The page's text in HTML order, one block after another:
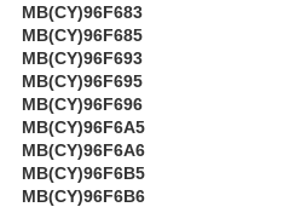
MB(CY)96F683
MB(CY)96F685
MB(CY)96F693
MB(CY)96F695
MB(CY)96F696
MB(CY)96F6A5
MB(CY)96F6A6
MB(CY)96F6B5
MB(CY)96F6B6